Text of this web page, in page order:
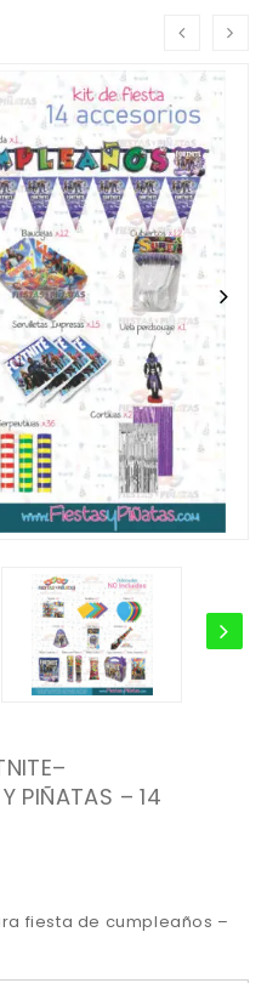
PIÑATAS – 14
fiesta de cumpleaños –